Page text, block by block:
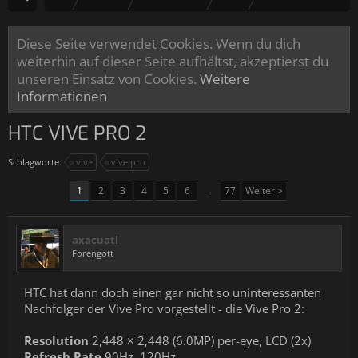
Diese Seite verwendet Cookies. Wenn du dich
weiterhin auf dieser Seite aufhältst, akzeptierst du
unseren Einsatz von Cookies. Weitere
Informationen
HTC VIVE PRO 2
Schlagworte: vive vive pro
1 2 3 4 5 6 → 77 Weiter >
axacuatl
Forengott
HTC hat dann doch einen gar nicht so uninteressanten
Nachfolger der Vive Pro vorgestellt - die Vive Pro 2:
Resolution 2,448 × 2,448 (6.0MP) per-eye, LCD (2x)